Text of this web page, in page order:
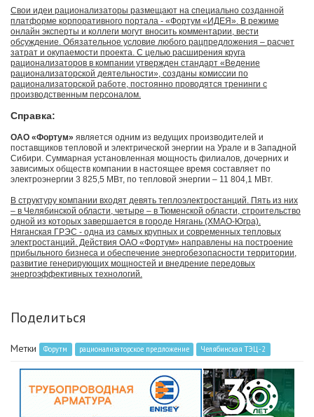
Свои идеи рационализаторы размещают на специально созданной
платформе корпоративного портала - «Фортум «ИДЕЯ». В режиме
онлайн эксперты и коллеги могут вносить комментарии, вести
обсуждение. Обязательное условие любого рацпредложения – расчет
затрат и окупаемости проекта. С целью расширения круга
рационализаторов в компании утвержден стандарт «Ведение
рационализаторской деятельности», созданы комиссии по
рационализаторской работе, постоянно проводятся тренинги с
производственным персоналом.
Справка:
ОАО «Фортум» является одним из ведущих производителей и
поставщиков тепловой и электрической энергии на Урале и в Западной
Сибири. Суммарная установленная мощность филиалов, дочерних и
зависимых обществ компании в настоящее время составляет по
электроэнергии 3 825,5 МВт, по тепловой энергии – 11 804,1 МВт.
В структуру компании входят девять теплоэлектростанций. Пять из них
– в Челябинской области, четыре – в Тюменской области, строительство
одной из которых завершается в городе Нягань (ХМАО-Югра).
Няганская ГРЭС - одна из самых крупных и современных тепловых
электростанций. Действия ОАО «Фортум» направлены на построение
прибыльного бизнеса и обеспечение энергобезопасности территории,
развитие генерирующих мощностей и внедрение передовых
энергоэффективных технологий.
Поделиться
Метки Форутм рационализаторское предложение Челябинская ТЭЦ-2